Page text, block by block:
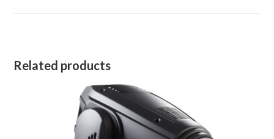
Related products